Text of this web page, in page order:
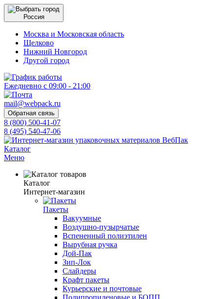
Россия
Москва и Московская область
Щелково
Нижний Новгород
Другой город
Ежедневно с 09:00 - 21:00
mail@webpack.ru
Обратная связь
8 (800) 500-41-07
8 (495) 540-47-06
Каталог
Меню
Каталог
Интернет-магазин
Пакеты
Вакуумные
Воздушно-пузырчатые
Вспененный полиэтилен
Вырубная ручка
Дой-Пак
Зип-Лок
Слайдеры
Крафт пакеты
Курьерские и почтовые
Полипропиленовые и БОПП